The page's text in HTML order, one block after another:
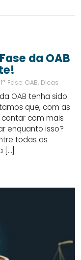
da OAB
1ª Fase OAB, Dicas
OAB tenha sido
que, com as
com mais
enquanto isso?
todas as
[…]